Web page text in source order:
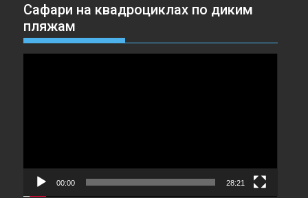
Сафари на квадроциклах по диким
пляжам
00:00 28:21